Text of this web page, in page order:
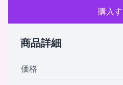
購入
商品詳細
価格